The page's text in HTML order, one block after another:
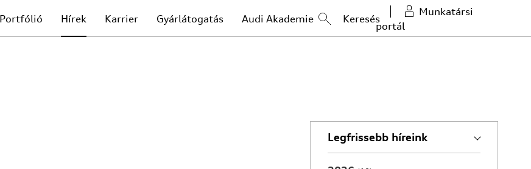
Portfólió Hírek Karrier Gyárlátogatás Audi Akademie
Munkatársi
portál
Legfrissebb híreink